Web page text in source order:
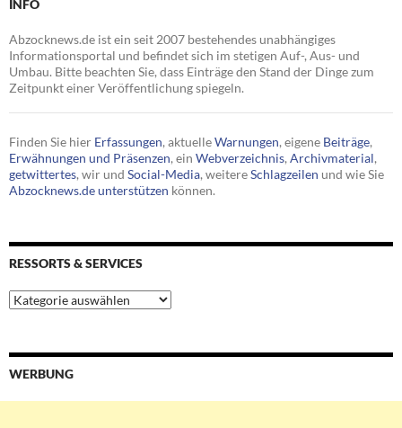
INFO
Abzocknews.de ist ein seit 2007 bestehendes unabhängiges
Informationsportal und befindet sich im stetigen Auf-, Aus- und
Umbau. Bitte beachten Sie, dass Einträge den Stand der Dinge zum
Zeitpunkt einer Veröffentlichung spiegeln.
Finden Sie hier Erfassungen, aktuelleWarnungen, eigene Beiträge,
Erwähnungen und Präsenzen, ein Webverzeichnis, Archivmaterial,
getwittertes, wir und Social-Media, weitereSchlagzeilen und wie Sie
Abzocknews.de unterstützen können.
RESSORTS & SERVICES
Ressorts
&
WERBUNG